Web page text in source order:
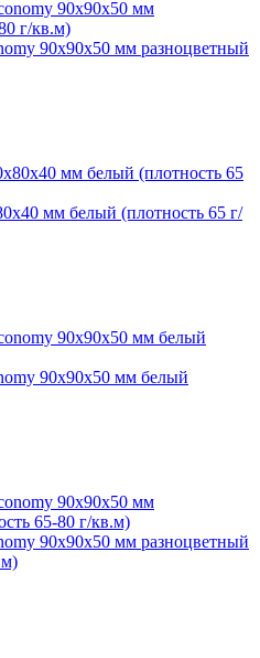
90x90x50 мм разноцветный
мм белый (плотность 65 г/
90x90x50 мм белый
90x90x50 мм разноцветный